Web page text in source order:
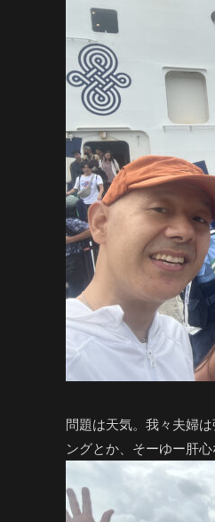
問題は天気。我々夫婦
ングとか、そーゆー肝